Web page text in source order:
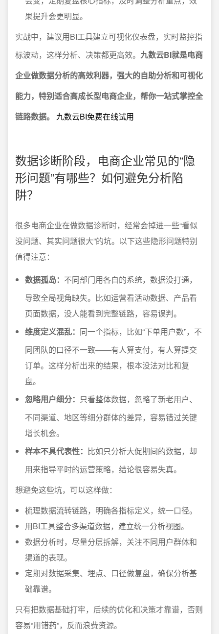
果提升会更明显。
实战中，建议用BI工具建立可视化仪表盘，实时监控指
标波动，这样分析、决策都更高效。 九数云BI就是电商
企业做数据分析的高效利器，强大的自助分析和可视化
能力，特别适合高成长型电商企业，帮你一站式掌控全
链路数据。
九数云BI免费在线试用
数据诊断阶段，电商企业常见的“隐
形问题”有哪些？如何避免分析陷
阱？
很多电商企业在做数据诊断时，经常会掉进一些“看似
没问题、其实问题很大”的坑。以下这些隐形问题特别
值得注意：
数据孤岛： 不同部门用各自的系统，数据没打通，
导致全局视角缺失。比如运营看活动数据、产品看
页面数据，没人能看到完整链路，容易误判。
维度定义混乱： 同一个指标，比如“下单用户数”，不
同团队的口径不一致——有人算支付，有人算提交
订单。这样分析出来的结果，根本没法对比和复
盘。
忽略用户细分： 只看整体数据，忽略了新老用户、
不同渠道、地区等细分群体的差异，容易错过关键
增长机会。
样本不具代表性： 比如只分析大促期间的数据，却
用来指导平时的运营策略，结论很容易失真。
想避免这些坑，可以这样做：
梳理数据流转链路，明确各指标定义，统一口径。
用BI工具整合多渠道数据，建立统一分析视图。
数据分析时，尽量分层拆解，关注不同用户群体和
渠道的表现。
定期对数据采集、埋点、口径做复盘，确保分析基
础靠谱。
只有把数据基础打牢，后续的优化和决策才靠谱，否则
容易“用错药”，反而浪费资源。